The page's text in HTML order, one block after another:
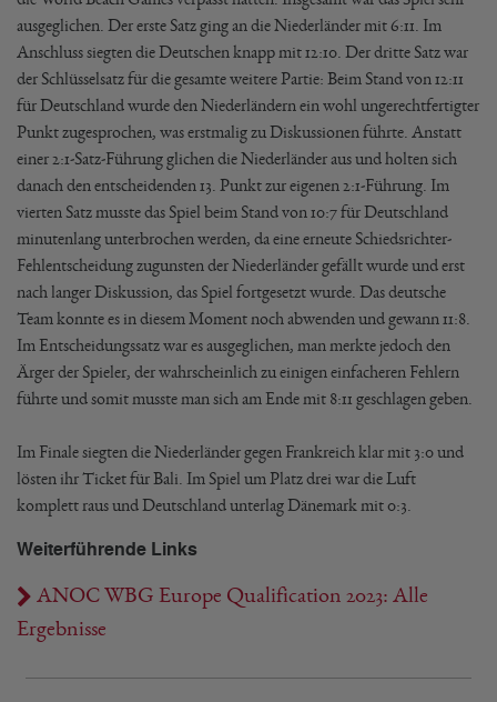
ausgeglichen. Der erste Satz ging an die Niederländer mit 6:11. Im
Anschluss siegten die Deutschen knapp mit 12:10. Der dritte Satz war
der Schlüsselsatz für die gesamte weitere Partie: Beim Stand von 12:11
für Deutschland wurde den Niederländern ein wohl ungerechtfertigter
Punkt zugesprochen, was erstmalig zu Diskussionen führte. Anstatt
einer 2:1-Satz-Führung glichen die Niederländer aus und holten sich
danach den entscheidenden 13. Punkt zur eigenen 2:1-Führung. Im
vierten Satz musste das Spiel beim Stand von 10:7 für Deutschland
minutenlang unterbrochen werden, da eine erneute Schiedsrichter-
Fehlentscheidung zugunsten der Niederländer gefällt wurde und erst
nach langer Diskussion, das Spiel fortgesetzt wurde. Das deutsche
Team konnte es in diesem Moment noch abwenden und gewann 11:8.
Im Entscheidungssatz war es ausgeglichen, man merkte jedoch den
Ärger der Spieler, der wahrscheinlich zu einigen einfacheren Fehlern
führte und somit musste man sich am Ende mit 8:11 geschlagen geben.
Im Finale siegten die Niederländer gegen Frankreich klar mit 3:0 und
lösten ihr Ticket für Bali. Im Spiel um Platz drei war die Luft
komplett raus und Deutschland unterlag Dänemark mit 0:3.
Weiterführende Links
ANOC WBG Europe Qualification 2023: Alle
Ergebnisse